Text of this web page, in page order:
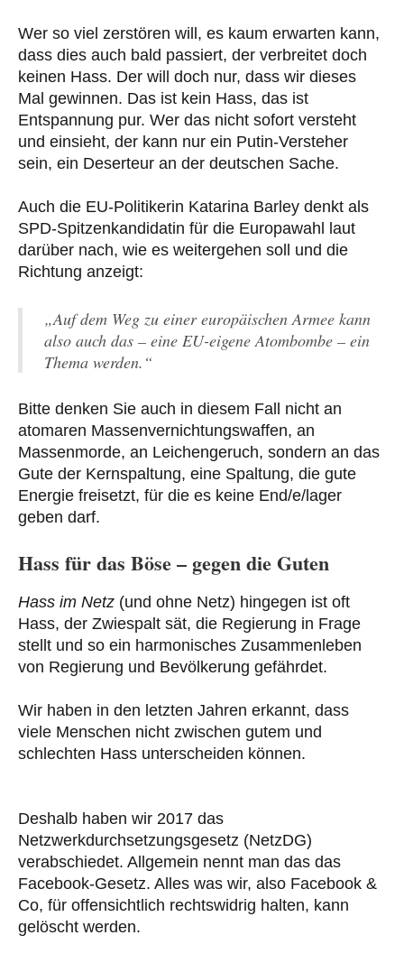
Wer so viel zerstören will, es kaum erwarten kann,
dass dies auch bald passiert, der verbreitet doch
keinen Hass. Der will doch nur, dass wir dieses
Mal gewinnen. Das ist kein Hass, das ist
Entspannung pur. Wer das nicht sofort versteht
und einsieht, der kann nur ein Putin-Versteher
sein, ein Deserteur an der deutschen Sache.
Auch die EU-Politikerin Katarina Barley denkt als
SPD-Spitzenkandidatin für die Europawahl laut
darüber nach, wie es weitergehen soll und die
Richtung anzeigt:
„Auf dem Weg zu einer europäischen Armee kann
also auch das – eine EU-eigene Atombombe – ein
Thema werden.“
Bitte denken Sie auch in diesem Fall nicht an
atomaren Massenvernichtungswaffen, an
Massenmorde, an Leichengeruch, sondern an das
Gute der Kernspaltung, eine Spaltung, die gute
Energie freisetzt, für die es keine End/e/lager
geben darf.
Hass für das Böse – gegen die Guten
Hass im Netz (und ohne Netz) hingegen ist oft
Hass, der Zwiespalt sät, die Regierung in Frage
stellt und so ein harmonisches Zusammenleben
von Regierung und Bevölkerung gefährdet.
Wir haben in den letzten Jahren erkannt, dass
viele Menschen nicht zwischen gutem und
schlechten Hass unterscheiden können.
Deshalb haben wir 2017 das
Netzwerkdurchsetzungsgesetz (NetzDG)
verabschiedet. Allgemein nennt man das das
Facebook-Gesetz. Alles was wir, also Facebook &
Co, für offensichtlich rechtswidrig halten, kann
gelöscht werden.